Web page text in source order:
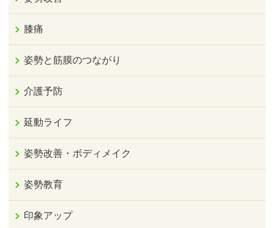
膝痛
姿勢と筋膜のつながり
介護予防
延動ライフ
姿勢改善・ボディメイク
姿勢教育
印象アップ